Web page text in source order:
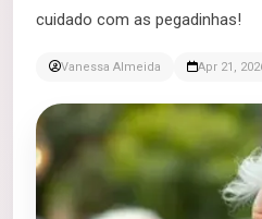
cuidado com as pegadinhas!
Vanessa Almeida Apr 21,